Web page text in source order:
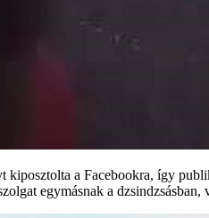
a Facebookra, így
egymásnak a